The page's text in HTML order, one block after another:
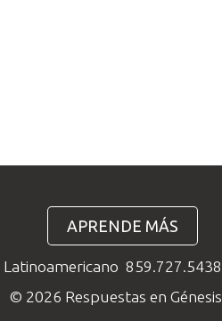
APRENDE MÁS
859.727.5438
© 2026 Respuestas en Génesis